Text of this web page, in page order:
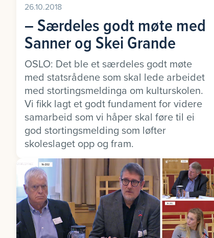
26.10.2018
– Særdeles godt møte med
Sanner og Skei Grande
OSLO: Det ble et særdeles godt møte
med statsrådene som skal lede arbeidet
med stortingsmeldinga om kulturskolen.
Vi fikk lagt et godt fundament for videre
samarbeid som vi håper skal føre til ei
god stortingsmelding som løfter
skoleslaget opp og fram.